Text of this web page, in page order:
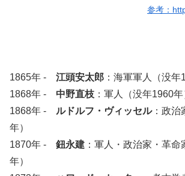
参考：
1865年 - 江頭安太郎 ：海軍軍人（没年
1868年 - 中野直枝 ：軍人（没年1960年
1868年 - ルドルフ・ヴィッセル：政治
年）
1870年 - 鈕永建 ：軍人・政治家・革
年）